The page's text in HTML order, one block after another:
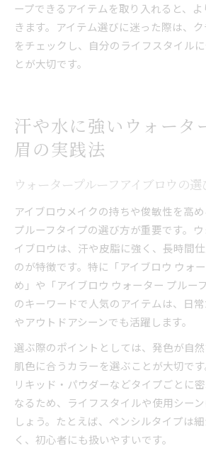
ープできるアイテムを取り入れると、
きます。アイテム選びに迷った際は、
をチェックし、自分のライフスタイル
とが大切です。
汗や水に強いウォータ
眉の実践法
ウォータープルーフアイブロウの選
アイブロウメイクの持ちや俊敏性を高
プルーフタイプの選び方が重要です。
イブロウは、汗や皮脂に強く、長時間
のが特徴です。特に「アイブロウ ウォ
め」や「アイブロウ ウォーター プルー
のキーワードで人気のアイテムは、日
やアウトドアシーンでも活躍します。
選ぶ際のポイントとしては、発色が自
肌色に合うカラーを選ぶことが大切で
リキッド・パウダーなどタイプごとに
なるため、ライフスタイルや使用シー
しょう。たとえば、ペンシルタイプは
く、初心者にも扱いやすいです。